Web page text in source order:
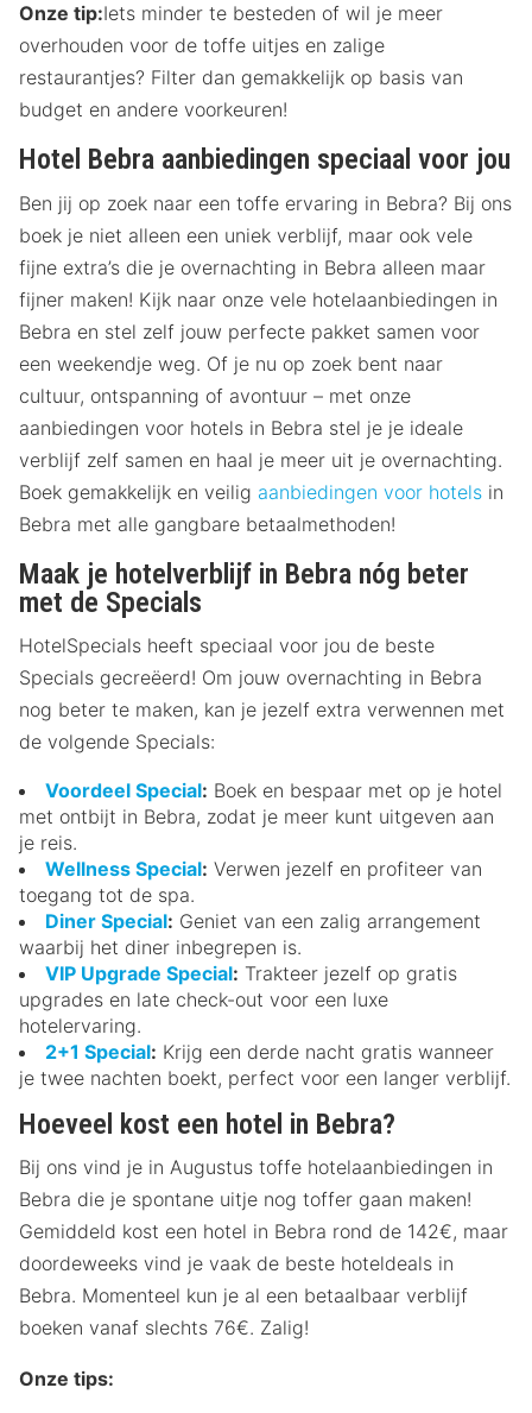
Onze tip:Iets minder te besteden of wil je meer
overhouden voor de toffe uitjes en zalige
restaurantjes? Filter dan gemakkelijk op basis van
budget en andere voorkeuren!
Hotel Bebra aanbiedingen speciaal voor jou
Ben jij op zoek naar een toffe ervaring in Bebra? Bij ons
boek je niet alleen een uniek verblijf, maar ook vele
fijne extra’s die je overnachting in Bebra alleen maar
fijner maken! Kijk naar onze vele hotelaanbiedingen in
Bebra en stel zelf jouw perfecte pakket samen voor
een weekendje weg. Of je nu op zoek bent naar
cultuur, ontspanning of avontuur – met onze
aanbiedingen voor hotels in Bebra stel je je ideale
verblijf zelf samen en haal je meer uit je overnachting.
Boek gemakkelijk en veilig aanbiedingen voor hotels in
Bebra met alle gangbare betaalmethoden!
Maak je hotelverblijf in Bebra nóg beter
met de Specials
HotelSpecials heeft speciaal voor jou de beste
Specials gecreëerd! Om jouw overnachting in Bebra
nog beter te maken, kan je jezelf extra verwennen met
de volgende Specials:
Voordeel Special: Boek en bespaar met op je hotel
met ontbijt in Bebra, zodat je meer kunt uitgeven aan
je reis.
Wellness Special: Verwen jezelf en profiteer van
toegang tot de spa.
Diner Special: Geniet van een zalig arrangement
waarbij het diner inbegrepen is.
VIP Upgrade Special: Trakteer jezelf op gratis
upgrades en late check-out voor een luxe
hotelervaring.
2+1 Special: Krijg een derde nacht gratis wanneer
je twee nachten boekt, perfect voor een langer verblijf.
Hoeveel kost een hotel in Bebra?
Bij ons vind je in Augustus toffe hotelaanbiedingen in
Bebra die je spontane uitje nog toffer gaan maken!
Gemiddeld kost een hotel in Bebra rond de 142€, maar
doordeweeks vind je vaak de beste hoteldeals in
Bebra. Momenteel kun je al een betaalbaar verblijf
boeken vanaf slechts 76€. Zalig!
Onze tips: